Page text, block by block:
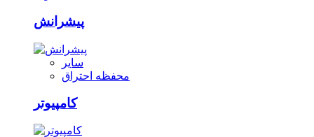
پیشرانش
سایر
محفظه احتراق
کامپیوتر